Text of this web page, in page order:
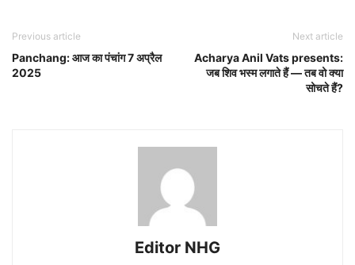
Previous article
Panchang: आज का पंचांग 7 अप्रैल
2025
Next article
Acharya Anil Vats presents:
जब शिव भस्म लगाते हैं — तब वो क्या
सोचते हैं?
Editor NHG